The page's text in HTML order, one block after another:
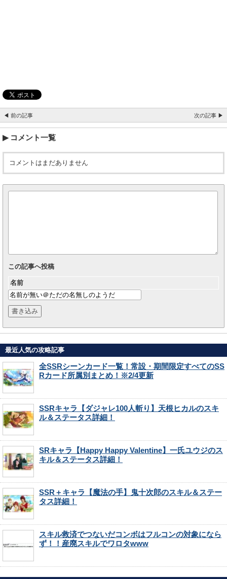
◀ 前の記事 次の記事 ▶
コメント一覧
コメントはまだありません
この記事へ投稿
名前
最近人気の攻略記事
全SSRシーンカード一覧！常設・期間限定すべてのSS
Rカード所属別まとめ！※2/4更新
SSRキャラ【ダジャレ100人斬り】天根ヒカルのスキ
ル＆ステータス詳細！
SRキャラ【Happy Happy Valentine】一氏ユウジのス
キル＆ステータス詳細！
SSR＋キャラ【魔法の手】鬼十次郎のスキル＆ステー
タス詳細！
スキル救済でつないだコンボはフルコンの対象になら
ず！！産廃スキルでワロタwww